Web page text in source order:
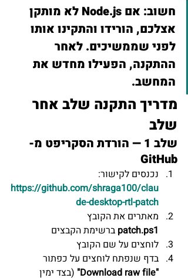
חשוב:
אם Node.js לא מותקן
אצלכם, הורידו והתקינו אותו
לפני שממשיכים. לאחר
ההתקנה, הפעילו מחדש את
המחשב.
מדריך התקנה שלב אחר
שלב
שלב 1 — הורדת הסקריפט מ-
GitHub
נכנסים לקישור:
https://github.com/shraga100/clau
de-desktop-rtl-patch
מאתרים את הקובץ
patch.ps1 ברשימת הקבצים
לוחצים על שם הקובץ
בדף שנפתח לוחצים על כפתור
"Download raw file"
(בצד ימין